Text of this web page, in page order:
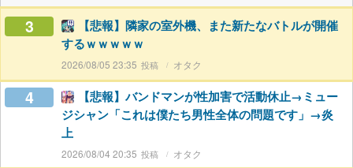
3
【悲報】隣家の室外機、また新たなバトルが開催
するｗｗｗｗｗ
2026/08/05 23:35 オタク
4
【悲報】バンドマンが性加害で活動休止→ミュー
ジシャン「これは僕たち男性全体の問題です」→炎
上
2026/08/04 20:35 オタク